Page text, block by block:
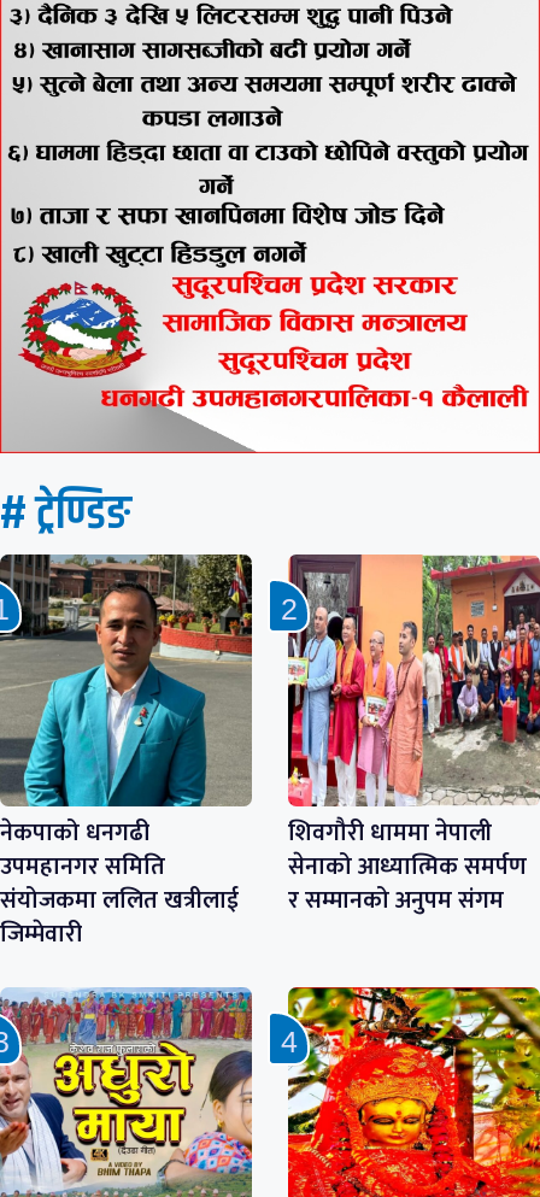
# ट्रेण्डिङ
नेकपाको धनगढी
उपमहानगर समिति
संयोजकमा ललित खत्रीलाई
जिम्मेवारी
शिवगौरी धाममा नेपाली
सेनाको आध्यात्मिक समर्पण
र सम्मानको अनुपम संगम